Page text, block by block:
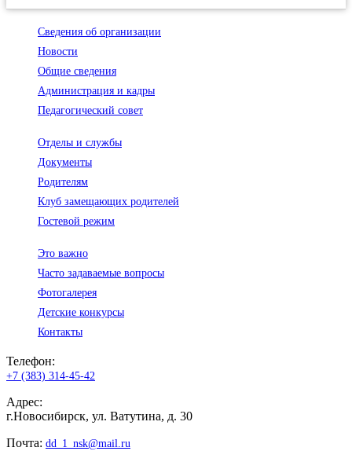
Сведения об организации
Новости
Общие сведения
Администрация и кадры
Педагогический совет
Отделы и службы
Документы
Родителям
Клуб замещающих родителей
Гостевой режим
Это важно
Часто задаваемые вопросы
Фотогалерея
Детские конкурсы
Контакты
Телефон:
+7 (383) 314-45-42
Адрес:
г.Новосибирск, ул. Ватутина, д. 30
Почта: dd_1_nsk@mail.ru